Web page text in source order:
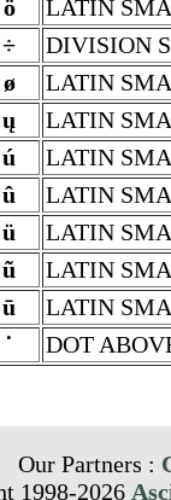
ö
LATIN
÷
DIVISION
ø
LATIN
ų
LATIN
ú
LATIN
û
LATIN
ü
LATIN
ũ
LATIN
ū
LATIN
˙ DOT
Our Partners :
1998-2026